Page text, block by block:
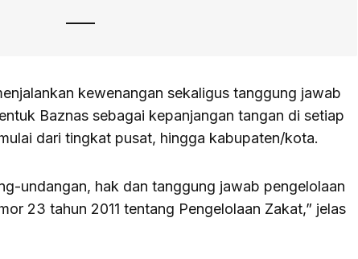
kewenangan sekaligus tanggung jawab
Baznas sebagai kepanjangan tangan di setiap
dari tingkat pusat, hingga kabupaten/kota.
undangan, hak dan tanggung jawab pengelolaan
23 tahun 2011 tentang Pengelolaan Zakat,” jelas